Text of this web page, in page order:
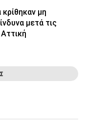
μη
μετά τις